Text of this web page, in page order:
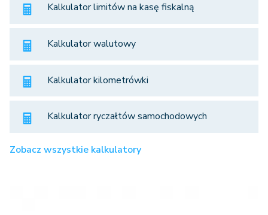
Kalkulator limitów na kasę fiskalną
Kalkulator walutowy
Kalkulator kilometrówki
Kalkulator ryczałtów samochodowych
Zobacz wszystkie kalkulatory